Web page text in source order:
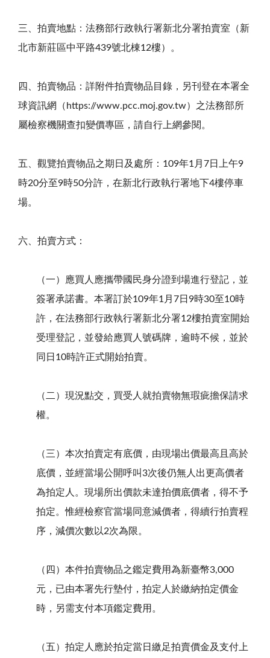
三、拍賣地點：法務部行政執行署新北分署拍賣室（新
北市新莊區中平路439號北棟12樓）。
四、拍賣物品：詳附件拍賣物品目錄，另刊登在本署全
球資訊網（https://www.pcc.moj.gov.tw）之法務部所
屬檢察機關查扣變價專區，請自行上網參閱。
五、觀覽拍賣物品之期日及處所：109年1月7日上午9
時20分至9時50分許，在新北行政執行署地下4樓停車
場。
六、拍賣方式：
（一）應買人應攜帶國民身分證到場進行登記，並
簽署承諾書。本署訂於109年1月7日9時30至10時
許，在法務部行政執行署新北分署12樓拍賣室開始
受理登記，並發給應買人號碼牌，逾時不候，並於
同日10時許正式開始拍賣。
（二）現況點交，買受人就拍賣物無瑕疵擔保請求
權。
（三）本次拍賣定有底價，由現場出價最高且高於
底價，並經當場公開呼叫3次後仍無人出更高價者
為拍定人。現場所出價款未達拍價底價者，得不予
拍定。惟經檢察官當場同意減價者，得續行拍賣程
序，減價次數以2次為限。
（四）本件拍賣物品之鑑定費用為新臺幣3,000
元，已由本署先行墊付，拍定人於繳納拍定價金
時，另需支付本項鑑定費用。
（五）拍定人應於拍定當日繳足拍賣價金及支付上